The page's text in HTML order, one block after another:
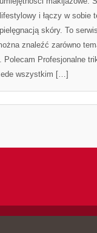
lifestylowy i łączy w sobie
pielęgnacją skóry. To
znaleźć zarówno
Profesjonalne
wszystkim […]